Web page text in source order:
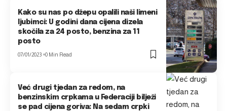
Kako su nas po džepu opalili naši limeni
ljubimci: U godini dana cijena dizela
skočila za 24 posto, benzina za 11
posto
07/01/2023 0 Min Read
Već drugi tjedan za redom, na
benzinskim crpkama u Federaciji bilježi
se pad cijena goriva: Na sedam crpki